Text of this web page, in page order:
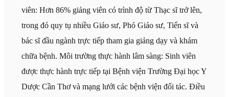
viên: Hơn 86% giảng viên có trình độ từ Thạc sĩ trở lên,
trong đó quy tụ nhiều Giáo sư, Phó Giáo sư, Tiến sĩ và
bác sĩ đầu ngành trực tiếp tham gia giảng dạy và khám
chữa bệnh. Môi trường thực hành lâm sàng: Sinh viên
được thực hành trực tiếp tại Bệnh viện Trường Đại học Y
Dược Cần Thơ và mạng lưới các bệnh viện đối tác. Điều